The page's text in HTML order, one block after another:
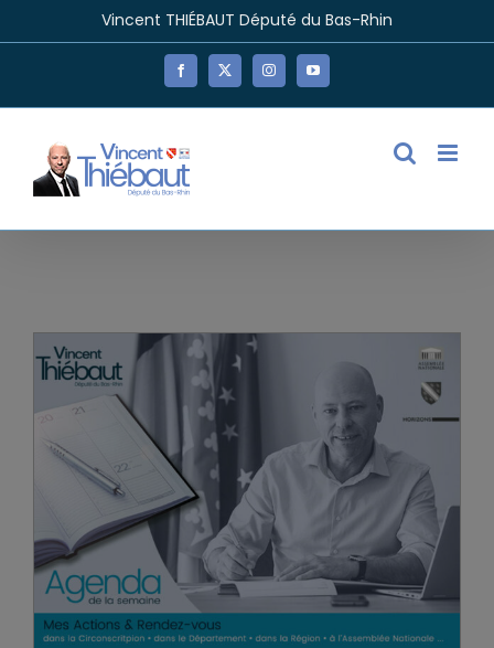
Vincent THIÉBAUT Député du Bas-Rhin
Facebook
X InstagramYouTube